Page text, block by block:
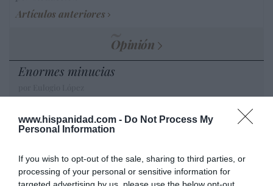
www.hispanidad.com - Do Not Process My
Personal Information
If you wish to opt-out of the sale, sharing to third parties, or
processing of your personal or sensitive information for
Artículos anteriores
Opinión
Enormes minucias